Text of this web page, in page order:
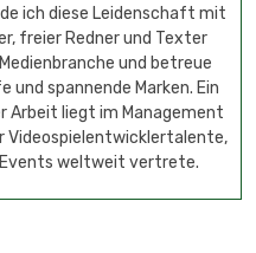
ich diese Leidenschaft mit
freier Redner und Texter
und betreue
und spannende Marken. Ein
Arbeit liegt im Management
Videospielentwicklertalente,
weltweit vertrete.